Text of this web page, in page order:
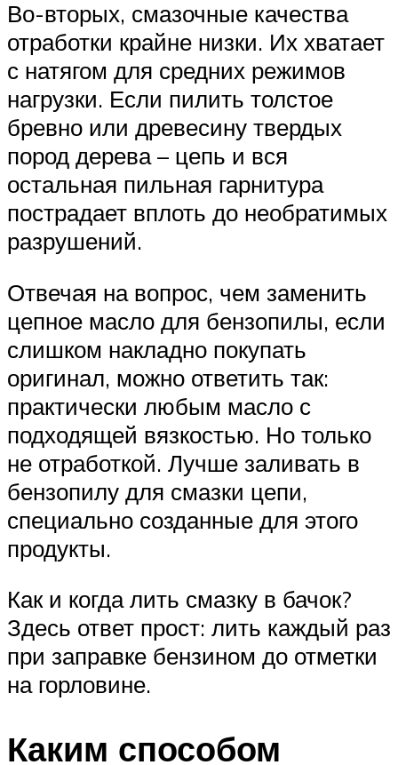
Во-вторых, смазочные качества
отработки крайне низки. Их хватает
с натягом для средних режимов
нагрузки. Если пилить толстое
бревно или древесину твердых
пород дерева – цепь и вся
остальная пильная гарнитура
пострадает вплоть до необратимых
разрушений.
Отвечая на вопрос, чем заменить
цепное масло для бензопилы, если
слишком накладно покупать
оригинал, можно ответить так:
практически любым масло с
подходящей вязкостью. Но только
не отработкой. Лучше заливать в
бензопилу для смазки цепи,
специально созданные для этого
продукты.
Как и когда лить смазку в бачок?
Здесь ответ прост: лить каждый раз
при заправке бензином до отметки
на горловине.
Каким способом